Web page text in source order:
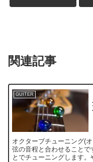
関連記事
GUITER
オクターブチューニング(
弦の音程と合わせることで
とでチューニングします